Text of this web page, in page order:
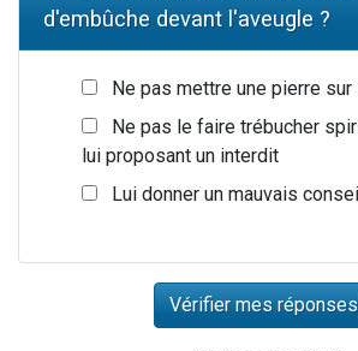
d'embûche devant l'aveugle ?
Ne pas mettre une pierre sur
Ne pas le faire trébucher
lui proposant un interdit
Lui donner un mauvais